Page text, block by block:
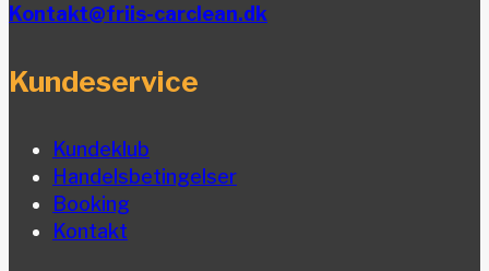
Kontakt@friis-carclean.dk
Kundeservice
Kundeklub
Handelsbetingelser
Booking
Kontakt